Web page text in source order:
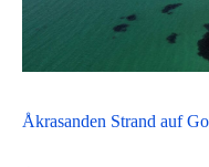
Åkrasanden Strand auf